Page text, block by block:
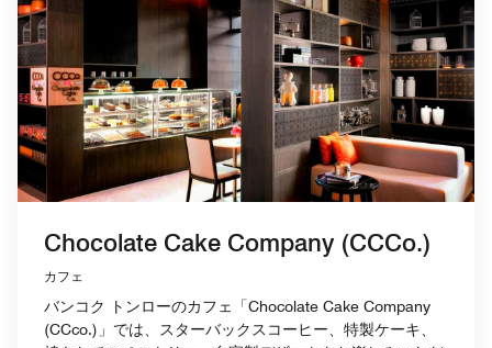
Chocolate Cake Company (CCCo.)
カフェ
バンコク トンローのカフェ「Chocolate Cake Company
(CCco.)」では、スターバックスコーヒー、特製ケーキ、